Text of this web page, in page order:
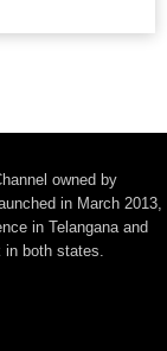
owned by
in March 2013,
in Telangana and
in both states.